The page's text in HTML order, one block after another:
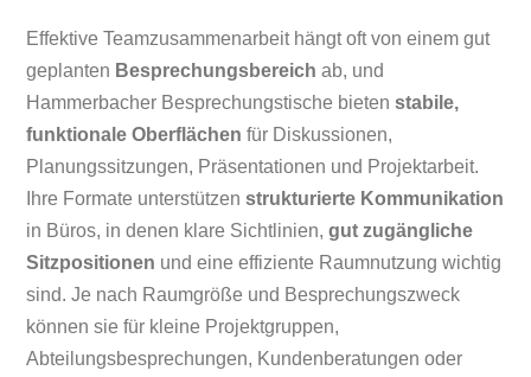
Effektive Teamzusammenarbeit hängt oft von einem gut
geplanten Besprechungsbereich ab, und
Hammerbacher Besprechungstische bietenstabile,
funktionale Oberflächen für Diskussionen,
Planungssitzungen, Präsentationen und Projektarbeit.
Ihre Formate unterstützenstrukturierte Kommunikation
in Büros, in denen klare Sichtlinien,gut zugängliche
Sitzpositionen und eine effiziente Raumnutzung wichtig
sind. Je nach Raumgröße und Besprechungszweck
können sie für kleine Projektgruppen,
Abteilungsbesprechungen, Kundenberatungen oder